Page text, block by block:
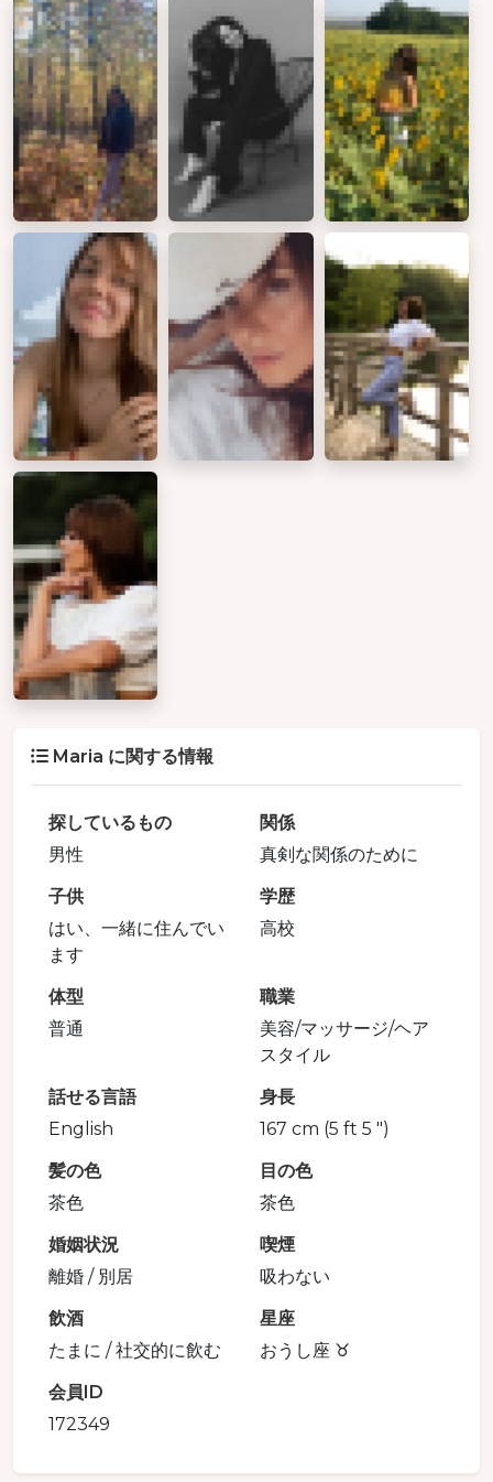
Maria に関する情報
探しているもの
男性
関係
真剣な関係のために
子供
はい、一緒に住んでい
ます
学歴
高校
体型
普通
職業
美容/マッサージ/ヘア
スタイル
話せる言語
English
身長
167 cm (5 ft 5 ")
髪の色
茶色
目の色
茶色
婚姻状況
離婚 / 別居
喫煙
吸わない
飲酒
たまに / 社交的に飲む
星座
おうし座 ♉️
会員ID
172349